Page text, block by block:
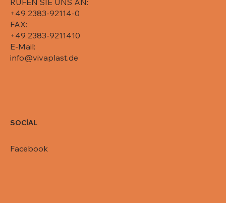
+49 2383-92114-0
FAX:
+49 2383-9211410
E-Mail:
info@vivaplast.de
SOCİAL
Facebook